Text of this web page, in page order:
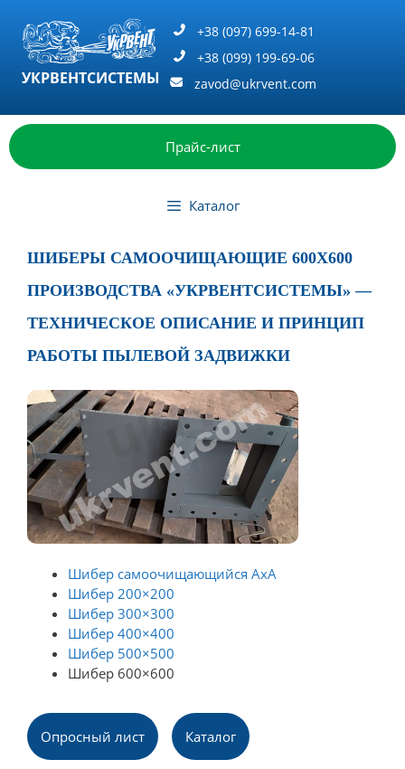
содержимому
УКРВЕНТСИСТЕМЫ
+38 (097) 699-14-81
+38 (099) 199-69-06
zavod@ukrvent.com
Прайс-лист
Каталог
ШИБЕРЫ САМООЧИЩАЮЩИЕ 600X600
ПРОИЗВОДСТВА «УКРВЕНТСИСТЕМЫ» —
ТЕХНИЧЕСКОЕ ОПИСАНИЕ И ПРИНЦИП
РАБОТЫ ПЫЛЕВОЙ ЗАДВИЖКИ
Шибер самоочищающийся AxA
Шибер 200×200
Шибер 300×300
Шибер 400×400
Шибер 500×500
Шибер 600×600
Опросный лист Каталог